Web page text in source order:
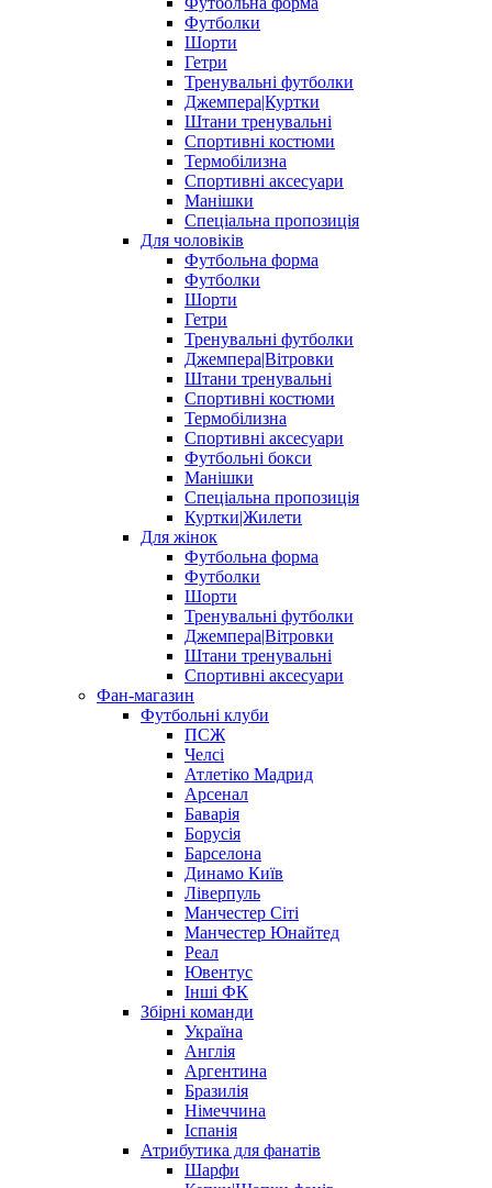
Футболки
Шорти
Гетри
Тренувальні футболки
Джемпера|Куртки
Штани тренувальні
Спортивні костюми
Термобілизна
Спортивні аксесуари
Манішки
Спеціальна пропозиція
Для чоловіків
Футбольна форма
Футболки
Шорти
Гетри
Тренувальні футболки
Джемпера|Вітровки
Штани тренувальні
Спортивні костюми
Термобілизна
Спортивні аксесуари
Футбольні бокси
Манішки
Спеціальна пропозиція
Куртки|Жилети
Для жінок
Футбольна форма
Футболки
Шорти
Тренувальні футболки
Джемпера|Вітровки
Штани тренувальні
Спортивні аксесуари
Фан-магазин
Футбольні клуби
ПСЖ
Челсі
Атлетіко Мадрид
Арсенал
Баварія
Борусія
Барселона
Динамо Київ
Ліверпуль
Манчестер Сіті
Манчестер Юнайтед
Реал
Ювентус
Інші ФК
Збірні команди
Україна
Англія
Аргентина
Бразилія
Німеччина
Іспанія
Атрибутика для фанатів
Шарфи